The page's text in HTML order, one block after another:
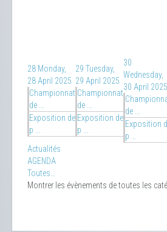
28 Monday,
28 April 2025
Championnat
de ...
Exposition de
p ...
29 Tuesday,
29 April 2025
Championnat
de ...
Exposition de
p ...
30
Wednesday,
30 April 2025
de ...
Exposition
p ...
Actualités
AGENDA
Toutes…
Montrer les évènements de toutes les